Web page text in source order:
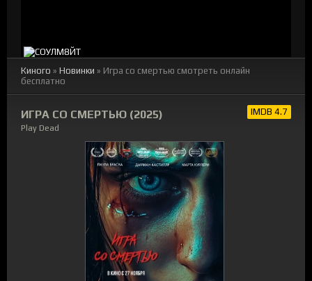
Киного » Новинки » Игра со смертью смотреть онлайн
бесплатно
ИГРА СО СМЕРТЬЮ (2025)
Play Dead
IMDB 4.7